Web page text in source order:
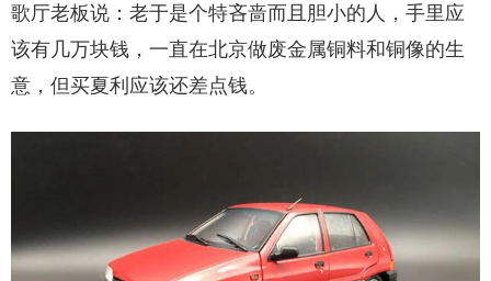
歌厅老板说：老于是个特吝啬而且胆小的人，手里应
该有几万块钱，一直在北京做废金属铜料和铜像的生
意，但买夏利应该还差点钱。